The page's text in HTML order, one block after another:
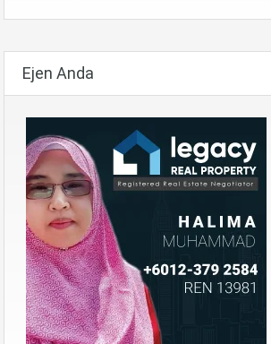
Ejen Anda